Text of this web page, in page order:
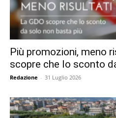
Più promozioni, meno
scopre che lo sconto
Redazione - 31 Luglio 2026